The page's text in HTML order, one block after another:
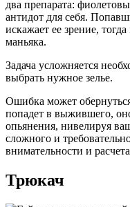
два препарата:
антидот для себя.
искажает ее зрение,
маньяка.
Задача усложняется
выбрать нужное зелье.
Ошибка может
попадет в выжившего,
опьянения, нивелируя
сложного и
внимательности и
Трюкач